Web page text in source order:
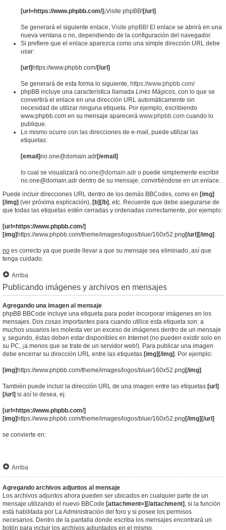
[url=https://www.phpbb.com/] ¡Visite phpBB![/url]
Se generará el siguiente enlace, Visite phpBB! El enlace se abrirá en una
nueva ventana o no, dependiendo de la configuración del navegador.
Si prefiere que el enlace aparezca como una simple dirección URL debe
usar:
[url] https://www.phpbb.com/[/url]
Se generará de esta forma lo siguiente, https://www.phpbb.com/
phpBB incluye una característica llamada Links Mágicos, con lo que se
convertirá el enlace en una dirección URL automáticamente sin
necesidad de utilizar ninguna etiqueta. Por ejemplo, escribiendo
www.phpbb.com en su mensaje aparecerá www.phpbb.com cuando lo
publique.
Lo mismo ocurre con las direcciones de e-mail, puede utilizar las
etiquetas:
[email]no.one@domain.adr[/email]
lo cual se visualizará no.one@domain.adr o puede simplemente escribir
no.one@domain.adr dentro de su mensaje, convirtiéndose en un enlace.
Puede incluir direcciones URL dentro de los demás BBCodes, como en [img]
[/img] (ver próxima explicación), [b][/b] , etc. Recuerde que debe asegurarse de
que todas las etiquetas estén cerradas y ordenadas correctamente, por ejemplo:
[url=https://www.phpbb.com/]
[img] https://www.phpbb.com/theme/images/logos/blue/160x52.png [/url][/img]
no es correcto ya que puede llevar a que su mensaje sea eliminado, así que
tenga cuidado.
Arriba
Publicando imágenes y archivos en mensajes
Agregando una imagen al mensaje
phpBB BBCode incluye una etiqueta para poder incorporar imágenes en los
mensajes. Dos cosas importantes para cuando utilice esta etiqueta son: a
muchos usuarios les molesta ver un exceso de imágenes dentro de un mensaje
y, segundo, éstas deben estar disponibles en Internet (no pueden existir solo en
su PC, ¡a menos que se trate de un servidor web!). Para publicar una imagen
debe encerrar su dirección URL entre las etiquetas [img][/img] . Por ejemplo:
[img] https://www.phpbb.com/theme/images/logos/blue/160x52.png [/img]
También puede incluir la dirección URL de una imagen entre las etiquetas [url]
[/url] si así lo desea, ej.
[url=https://www.phpbb.com/]
[img] https://www.phpbb.com/theme/images/logos/blue/160x52.png [/img][/url]
se convierte en:
Arriba
Agregando archivos adjuntos al mensaje
Los archivos adjuntos ahora pueden ser ubicados en cualquier parte de un
mensaje utilizando el nuevo BBCode [attachment=][/attachment] , si la función
está habilitada por La Administración del foro y si posee los permisos
necesarios. Dentro de la pantalla donde escriba los mensajes encontrará un
botón para incluir los archivos adjuntados en el mismo.